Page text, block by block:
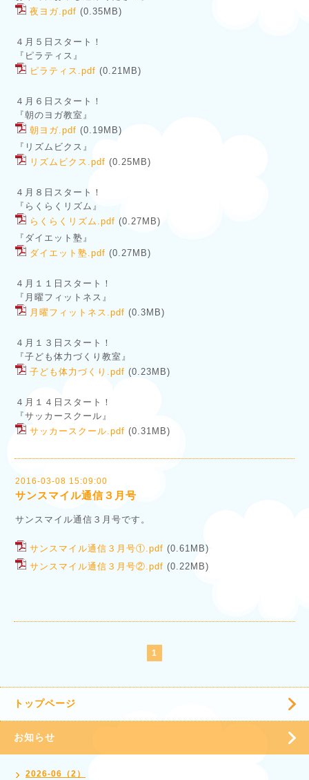
夜ヨガ.pdf (0.35MB)
４月５日スタート！
『ピラティス』
ピラティス.pdf (0.21MB)
４月６日スタート！
『朝のヨガ教室』
朝ヨガ.pdf (0.19MB)
『リズムビクス』
リズムビクス.pdf (0.25MB)
４月８日スタート！
『らくらくリズム』
らくらくリズム.pdf (0.27MB)
『ダイエット塾』
ダイエット塾.pdf (0.27MB)
４月１１日スタート！
『月曜フィットネス』
月曜フィットネス.pdf (0.3MB)
４月１３日スタート！
『子ども体力づくり教室』
子ども体力づくり.pdf (0.23MB)
４月１４日スタート！
『サッカースクール』
サッカースクール.pdf (0.31MB)
2016-03-08 15:09:00
サンスマイル通信３月号
サンスマイル通信３月号です。
サンスマイル通信３月号①.pdf (0.61MB)
サンスマイル通信３月号②.pdf (0.22MB)
1
トップページ
お知らせ
2026-06（2）